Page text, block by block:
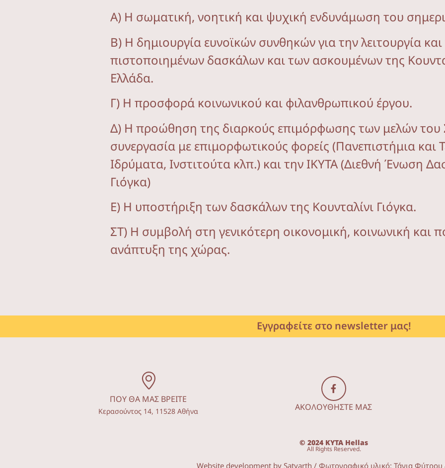
Α) Η σωματική, νοητική και ψυχική ενδυνάμωση του
Β) Η δημιουργία ευνοϊκών συνθηκών για την λειτουργία
πιστοποιημένων δασκάλων και των ασκουμένων της
Ελλάδα.
Γ) Η προσφορά κοινωνικού και φιλανθρωπικού έργου.
Δ) Η προώθηση της διαρκούς επιμόρφωσης των μελών του
συνεργασία με επιμορφωτικούς φορείς (Πανεπιστήμια και
Ιδρύματα, Ινστιτούτα κλπ.) και την ΙΚΥΤΑ (Διεθνή Ένωση
Γιόγκα)
Ε) Η υποστήριξη των δασκάλων της Κουνταλίνι Γιόγκα.
ΣΤ) Η συμβολή στη γενικότερη οικονομική, κοινωνική και
ανάπτυξη της χώρας.
Εγγραφείτε στο newsletter μας!
ΠΟΥ ΘΑ ΜΑΣ ΒΡΕΙΤΕ
Κερασούντος 14, 11528 Αθήνα ΑΚΟΛΟΥΘΗΣΤΕ ΜΑΣ
© 2024 KYTA Hellas
All Rights Reserved.
Website development by Satyarth / Φωτογραφικό υλικό: Τάνια Φύτρου